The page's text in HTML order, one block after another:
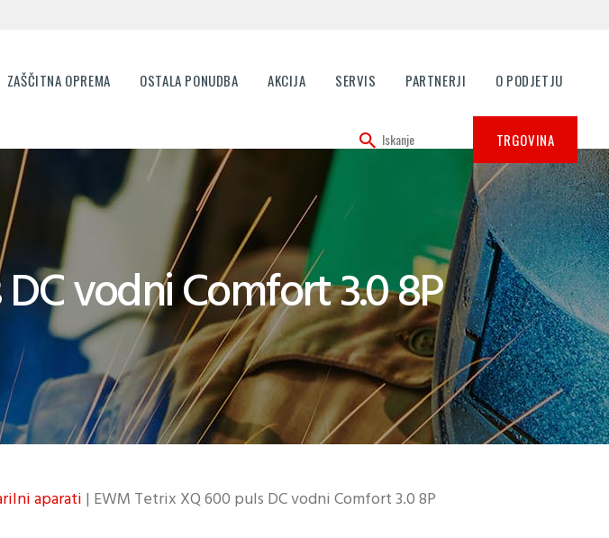
ZAŠČITNA OPREMA OSTALA PONUDBA AKCIJA SERVIS PARTNERJI O PODJETJU
TRGOVINA
vodni Comfort 3.0 8P
aparati | EWM Tetrix XQ 600 puls DC vodni Comfort 3.0 8P